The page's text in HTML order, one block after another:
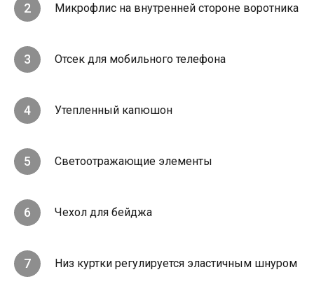
Микрофлис на внутренней стороне воротника
Отсек для мобильного телефона
Утепленный капюшон
Светоотражающие элементы
Чехол для бейджа
Низ куртки регулируется эластичным шнуром